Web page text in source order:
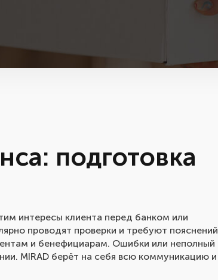
подготовка
интересы клиента перед банком или
проводят проверки и требуют пояснений
и бенефициарам. Ошибки или неполный
MIRAD берёт на себя всю коммуникацию и